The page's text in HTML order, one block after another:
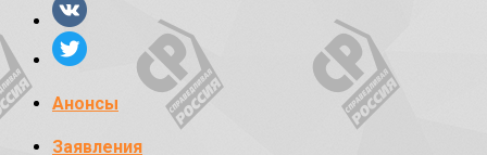
Анонсы
Заявления